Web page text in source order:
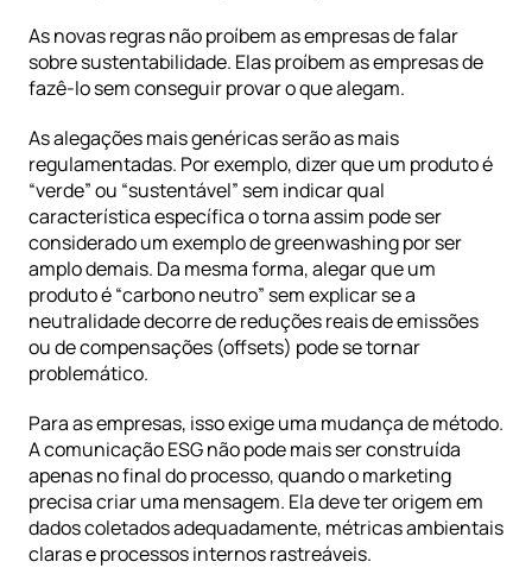
As novas regras não proíbem as empresas de falar
sobre sustentabilidade. Elas proíbem as empresas de
fazê-lo sem conseguir provar o que alegam.
As alegações mais genéricas serão as mais
regulamentadas. Por exemplo, dizer que um produto é
“verde” ou “sustentável” sem indicar qual
característica específica o torna assim pode ser
considerado um exemplo de greenwashing por ser
amplo demais. Da mesma forma, alegar que um
produto é “carbono neutro” sem explicar se a
neutralidade decorre de reduções reais de emissões
ou de compensações (offsets) pode se tornar
problemático.
Para as empresas, isso exige uma mudança de método.
A comunicação ESG não pode mais ser construída
apenas no final do processo, quando o marketing
precisa criar uma mensagem. Ela deve ter origem em
dados coletados adequadamente, métricas ambientais
claras e processos internos rastreáveis.